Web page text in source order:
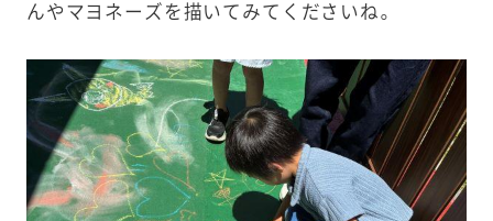
んやマヨネーズを描いてみてくださいね。